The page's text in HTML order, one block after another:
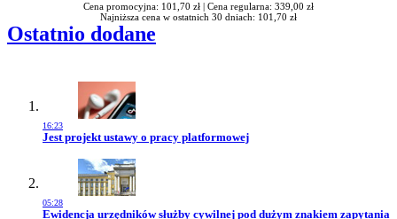
Cena promocyjna: 101,70 zł | Cena regularna: 339,00 zł
Najniższa cena w ostatnich 30 dniach: 101,70 zł
Ostatnio dodane
16:23
Przejdź do artykułu:
Jest projekt ustawy o pracy platformowej
05:28
Przejdź do artykułu:
Ewidencja urzędników służby cywilnej pod dużym znakiem zapytania